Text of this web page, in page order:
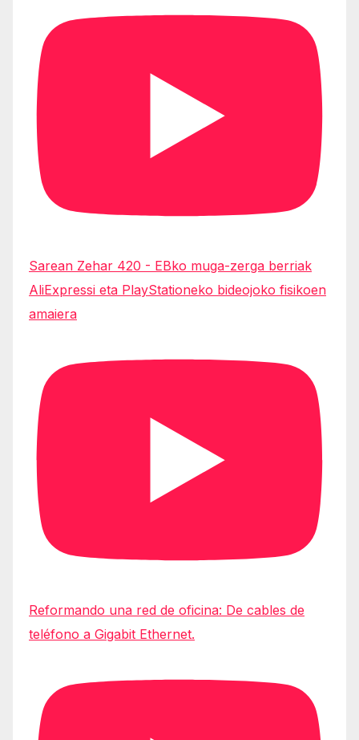
Sarean Zehar 420 - EBko muga-zerga berriak
AliExpressi eta PlayStationeko bideojoko fisikoen
amaiera
Reformando una red de oficina: De cables de
teléfono a Gigabit Ethernet.